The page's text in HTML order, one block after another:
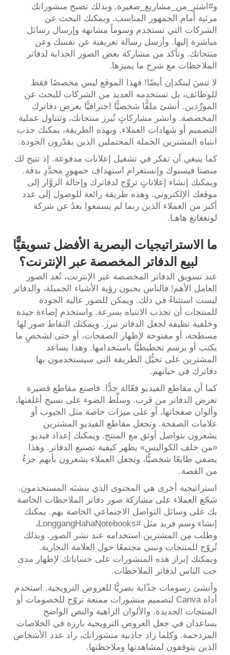
و#اشترِ_من_مشاريع_صغيرة. وبذلك تصبح منشوراتك
مرئية أمام الجمهور المناسب. ويمكنك البحث عن
الشركات التي تستخدم وسوماً مشابهة وإرسال رسائل
مباشرة إليها. وأرسل رسالة تعريفية عن نفسك وعن
منتجاتك. وتأكد من مشاركة بعض الصور الجذابة لدفاتر
الملاحظات مع شرح ما يميزها.
لا تنسَ لينكدإن أيضًا! فهذا الموقع ليس مخصصًا فقط
للوظائف، بل تستخدمه العديد من الشركات للبحث عن
المورِّدين. أنشئ ملفًّا شخصيًّا احترافيًّا يعرض دفاترك
المخصصة. وانشر مشاركاتٍ تُبرز منتجاتك، وتتناول عملية
التصميم أو شهادات العملاء. وبهذه الطريقة، يمكنك جذب
انتباه المشترين الجملة المحتملين الذين يقدّرون الجودة.
كما ينبغي أن تفكر في تشغيل إعلانات مدفوعة. إذ تتيح لك
منصتا فيسبوك وإنستغرام استهداف جمهورٍ محدَّدٍ بدقة.
ويمكنك إنشاء إعلاناتٍ تروِّج لدفاترك وإحالة الزوَّار إلى
موقعك الإلكتروني. وهذه طريقة رائعة للوصول إلى عدد
أكبر من العملاء الذين ربما لم يسمعوا بعدُ عن شركة
لونغغانغ هاهـا.
ما الاستراتيجيات البصرية الأفضل تسويقيًّا
لبيع الدفاتر المخصصة عبر الإنترنت؟
عند تسويق الدفاتر المخصصة عبر الإنترنت، تُعد الصور
العامل الأهم! فالناس يحبون رؤية الأشياء الجميلة، والدفاتر
ليست استثناءً في ذلك. ويمكن للصور عالية الجودة
للمنتجات أن تجذب الانتباه بسرعة. واستخدم إضاءة جيدة
وخلفية نظيفة لجعل الدفاتر تبرز. ويمكنك التقاط صور لها
مسطحة، أو مفتوحة لإظهار الصفحات، أو حتى لشخصٍ ما
يكتب أو يرسم تخطيطيًّا باستخدامها. وهذا يساعد
المشترين على تخيُّل الطريقة التي سيستخدمون بها
دفاترك في حياتهم.
كما أن مقاطع الفيديو فعّالة جدًّا. فاصنع مقاطع قصيرة
تعرض الدفاتر من قرب. وسلِّط الضوء على نسيج أغلفتها،
وألوان صفحاتها، أو على ميزات خاصة مثل الجيوب أو
علامات الصفحة. وتجعل مقاطع الفيديو المشترين
يشعرون بتواصل أوثق مع المنتج. ويمكنك إعداد فيديو
«من خلف الكواليس» يظهر كيفية تصنيع الدفاتر. وهذا
يضفي طابعًا شخصيًّا، ويجعل العملاء يشعرون بأنهم جزءٌ
من القصة.
استراتيجية أخرى هي المحتوى الذي ينشئه المستخدمون.
شجّع العملاء على مشاركة صور دفاتر الملاحظات الخاصة
بك على وسائل التواصل الاجتماعي الخاصة بهم. يمكنك
إنشاء وسم فريد مثل #LonggangHahaNotebooks،
وطلب من المشترين استخدامه عند نشر الصور. وبذلك
تُروّج للمنتجات وتبني مجتمعًا حول العلامة التجارية.
ويمكنك إبراز هذه المنشورات على حساباتك لإظهار مدى
حب الناس لدفاتر الملاحظات.
وأنشئ رسومات جذّابة بصريًّا للعروض الترويجية. استخدم
أداة Canva لتصميم منشورات ممتعة تروّج للخصومات أو
المنتجات الجديدة. والألوان الزاهية والنص الواضح
يساعدان في جعل العروض الترويجية بارزة في الخلاصات
المزدحمة. وكلما زاد جاذبية منشوراتك، زاد عدد الأشخاص
الذين يتوقفون لمشاهدتها وملاحظتها.